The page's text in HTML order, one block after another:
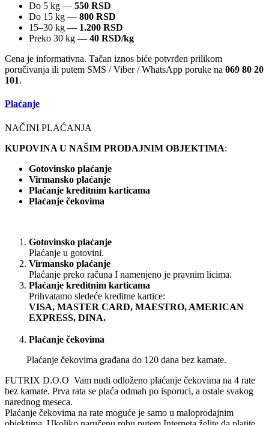
Do 5 kg — 550 RSD
Do 15 kg — 800 RSD
15–30 kg — 1.200 RSD
Preko 30 kg — 40 RSD/kg
Cena je informativna. Tačan iznos biće potvrđen prilikom
poručivanja ili putem SMS / Viber / WhatsApp poruke na 069 80 20
101.
Plaćanje
NAČINI PLAĆANJA
KUPOVINA U NAŠIM PRODAJNIM OBJEKTIMA:
Gotovinsko plaćanje
Virmansko plaćanje
Plaćanje kreditnim karticama
Plaćanje čekovima
Gotovinsko plaćanje
Plaćanje u gotovini.
Virmansko plaćanje
Plaćanje preko računa I namenjeno je pravnim licima.
Plaćanje kreditnim karticama
Prihvatamo sledeće kreditne kartice:
VISA, MASTER CARD, MAESTRO, AMERICAN
EXPRESS, DINA.
Plaćanje čekovima
Plaćanje čekovima građana do 120 dana bez kamate.
FUTRIX D.O.O Vam nudi odloženo plaćanje čekovima na 4 rate
bez kamate. Prva rata se plaća odmah po isporuci, a ostale svakog
narednog meseca.
Plaćanje čekovima na rate moguće je samo u maloprodajnim